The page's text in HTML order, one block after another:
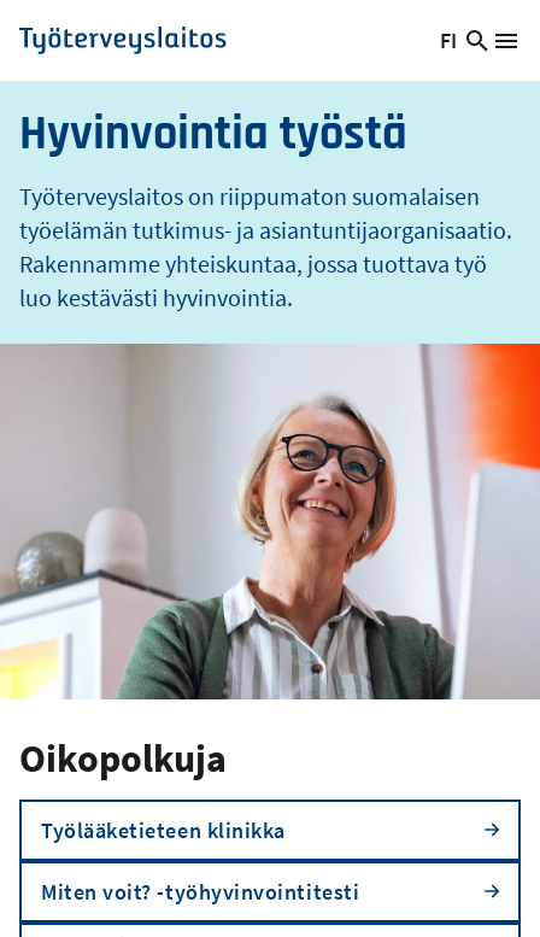
Hyppää
pääsisältöön
Työterveyslaitos
Vaihda
kieltä,
FI
Hae
o
s
Hyvinvointia työstä
Työterveyslaitos on riippumaton suomalaisen
työelämän tutkimus- ja asiantuntijaorganisaatio.
Rakennamme yhteiskuntaa, jossa tuottava työ
luo kestävästi hyvinvointia.
Oikopolkuja
Työlääketieteen klinikka
Miten voit? -työhyvinvointitesti